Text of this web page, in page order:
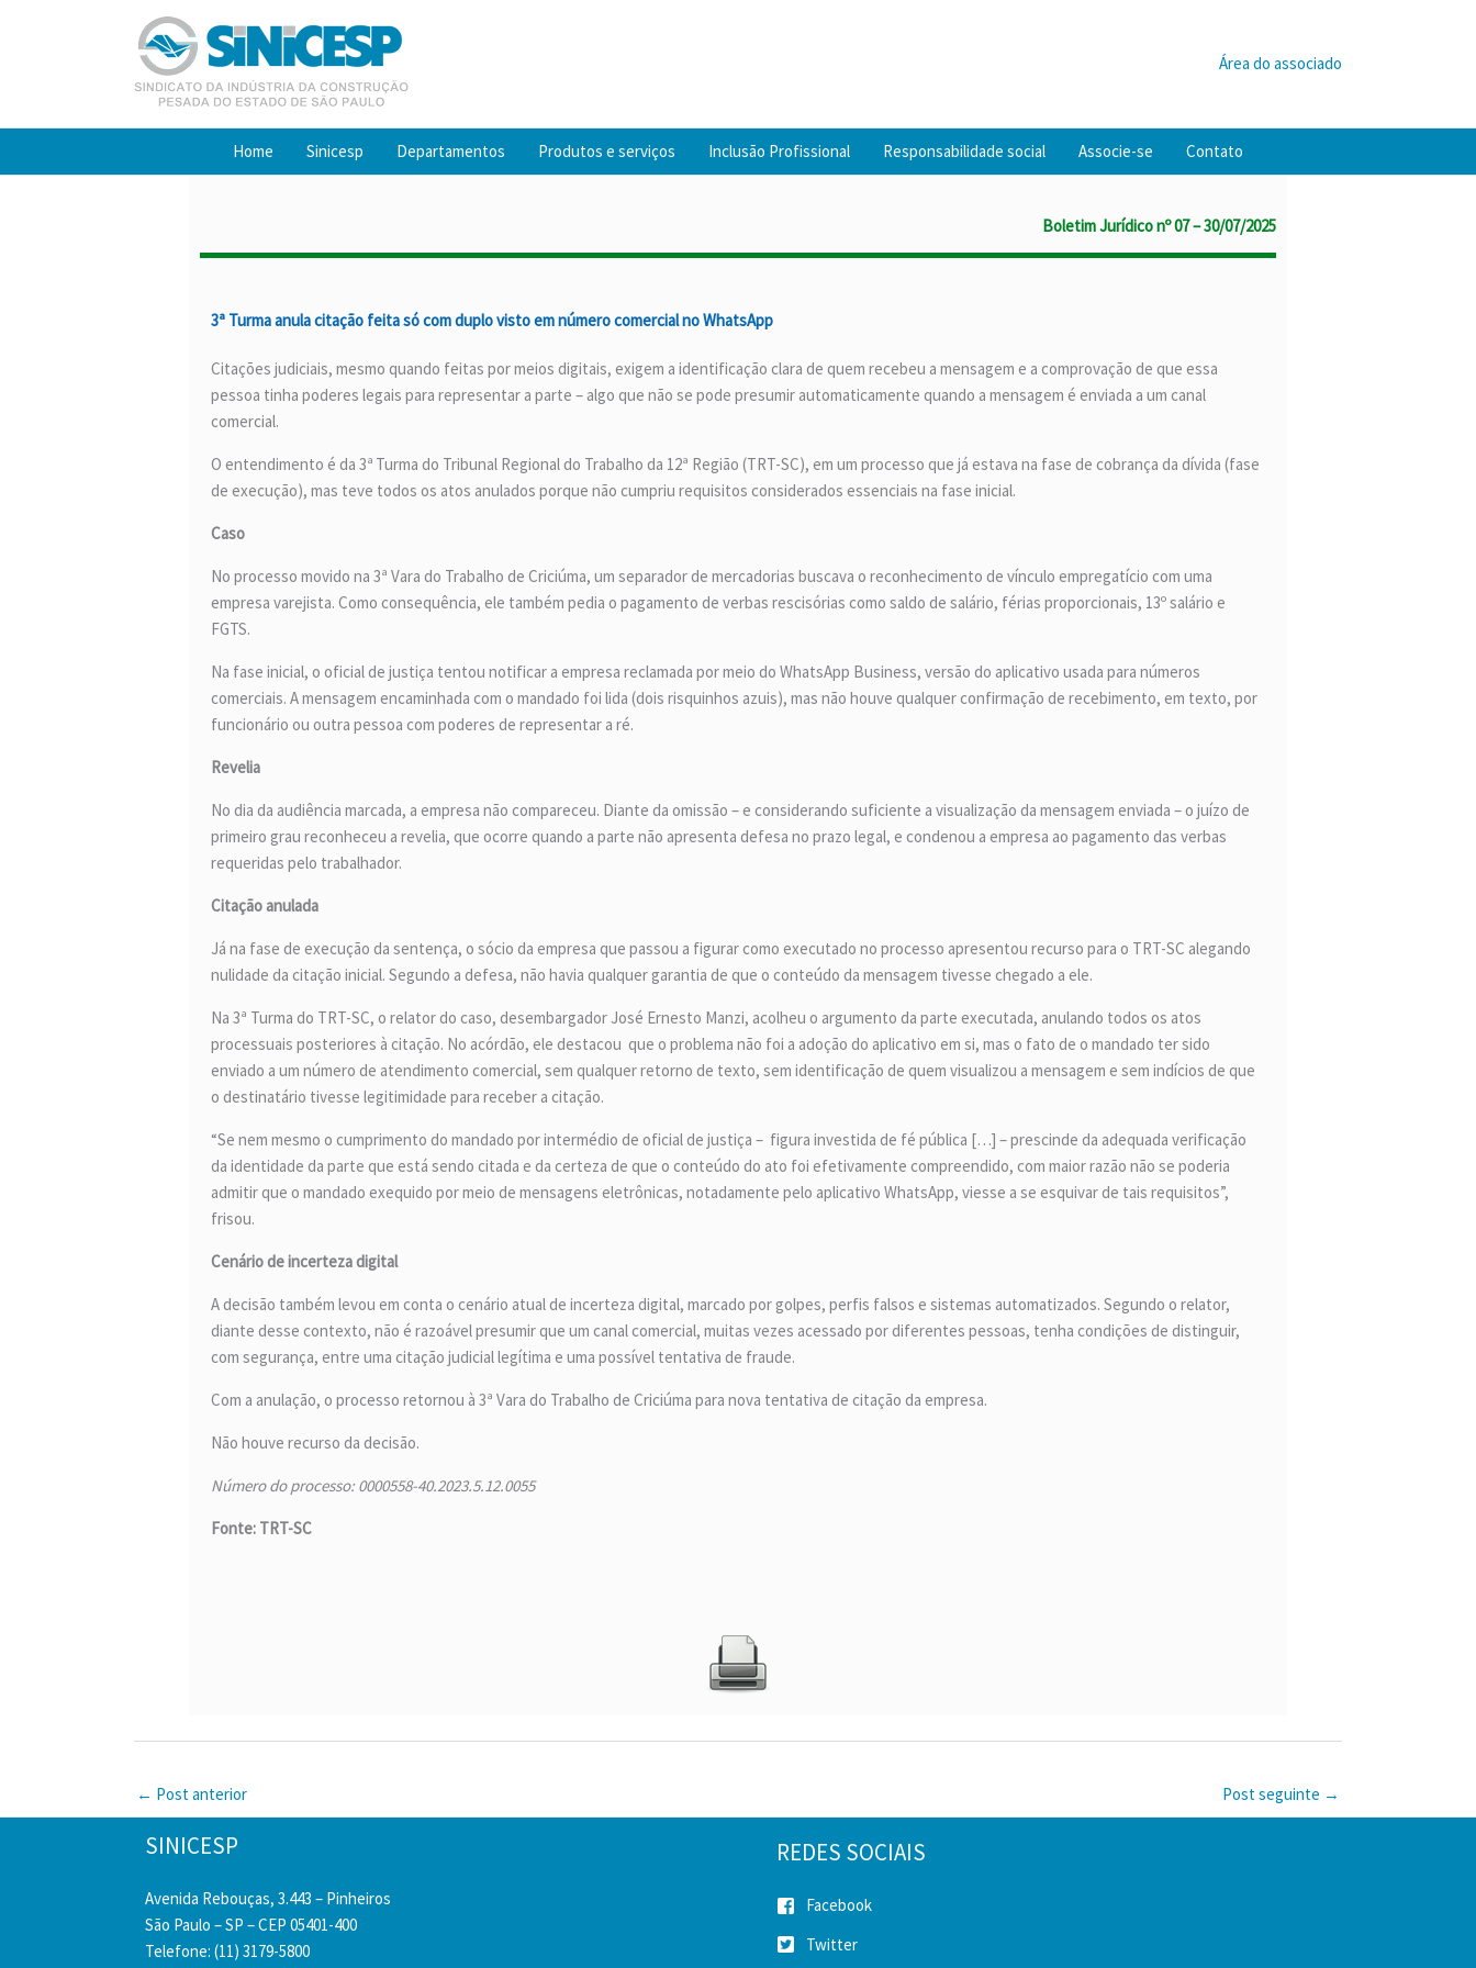
Área do associado
Home Sinicesp Departamentos Produtos e serviços Inclusão Profissional Responsabilidade social Associe-se Contato
Boletim Jurídico nº 07 – 30/07/2025
3ª Turma anula citação feita só com duplo visto em número comercial no WhatsApp
Citações judiciais, mesmo quando feitas por meios digitais, exigem a identificação clara de quem recebeu a mensagem e a comprovação de que essa
pessoa tinha poderes legais para representar a parte – algo que não se pode presumir automaticamente quando a mensagem é enviada a um canal
comercial.
O entendimento é da 3ª Turma do Tribunal Regional do Trabalho da 12ª Região (TRT-SC), em um processo que já estava na fase de cobrança da dívida (fase
de execução), mas teve todos os atos anulados porque não cumpriu requisitos considerados essenciais na fase inicial.
Caso
No processo movido na 3ª Vara do Trabalho de Criciúma, um separador de mercadorias buscava o reconhecimento de vínculo empregatício com uma
empresa varejista. Como consequência, ele também pedia o pagamento de verbas rescisórias como saldo de salário, férias proporcionais, 13º salário e
FGTS.
Na fase inicial, o oficial de justiça tentou notificar a empresa reclamada por meio do WhatsApp Business, versão do aplicativo usada para números
comerciais. A mensagem encaminhada com o mandado foi lida (dois risquinhos azuis), mas não houve qualquer confirmação de recebimento, em texto, por
funcionário ou outra pessoa com poderes de representar a ré.
Revelia
No dia da audiência marcada, a empresa não compareceu. Diante da omissão – e considerando suficiente a visualização da mensagem enviada – o juízo de
primeiro grau reconheceu a revelia, que ocorre quando a parte não apresenta defesa no prazo legal, e condenou a empresa ao pagamento das verbas
requeridas pelo trabalhador.
Citação anulada
Já na fase de execução da sentença, o sócio da empresa que passou a figurar como executado no processo apresentou recurso para o TRT-SC alegando
nulidade da citação inicial. Segundo a defesa, não havia qualquer garantia de que o conteúdo da mensagem tivesse chegado a ele.
Na 3ª Turma do TRT-SC, o relator do caso, desembargador José Ernesto Manzi, acolheu o argumento da parte executada, anulando todos os atos
processuais posteriores à citação. No acórdão, ele destacou que o problema não foi a adoção do aplicativo em si, mas o fato de o mandado ter sido
enviado a um número de atendimento comercial, sem qualquer retorno de texto, sem identificação de quem visualizou a mensagem e sem indícios de que
o destinatário tivesse legitimidade para receber a citação.
“Se nem mesmo o cumprimento do mandado por intermédio de oficial de justiça – figura investida de fé pública […] – prescinde da adequada verificação
da identidade da parte que está sendo citada e da certeza de que o conteúdo do ato foi efetivamente compreendido, com maior razão não se poderia
admitir que o mandado exequido por meio de mensagens eletrônicas, notadamente pelo aplicativo WhatsApp, viesse a se esquivar de tais requisitos”,
frisou.
Cenário de incerteza digital
A decisão também levou em conta o cenário atual de incerteza digital, marcado por golpes, perfis falsos e sistemas automatizados. Segundo o relator,
diante desse contexto, não é razoável presumir que um canal comercial, muitas vezes acessado por diferentes pessoas, tenha condições de distinguir,
com segurança, entre uma citação judicial legítima e uma possível tentativa de fraude.
Com a anulação, o processo retornou à 3ª Vara do Trabalho de Criciúma para nova tentativa de citação da empresa.
Não houve recurso da decisão.
Número do processo: 0000558-40.2023.5.12.0055
Fonte: TRT-SC
← Post anterior Post seguinte →
SINICESP
Avenida Rebouças, 3.443 – Pinheiros
São Paulo – SP – CEP 05401-400
Telefone: (11) 3179-5800
REDES SOCIAIS
Facebook
Twitter